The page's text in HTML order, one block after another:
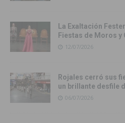
La Exaltación
Fiestas de Moros
12/07/2026
Rojales cerró sus
un brillante desfile
06/07/2026